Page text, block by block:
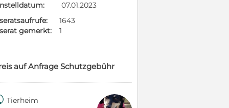
07.01.2023
1643
gemerkt:
1
auf Anfrage Schutzgebühr
Tierheim